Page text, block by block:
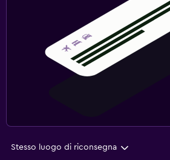
Stesso luogo di riconsegna